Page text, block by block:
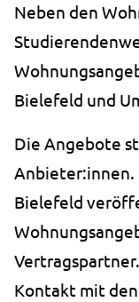
Neben den
Bielefeld und
Die Angebote
Anbieter:innen.
Bielefeld
Kontakt mit
Anbieter:
Speichert
Cookie
1 Jahr
STATISTIK